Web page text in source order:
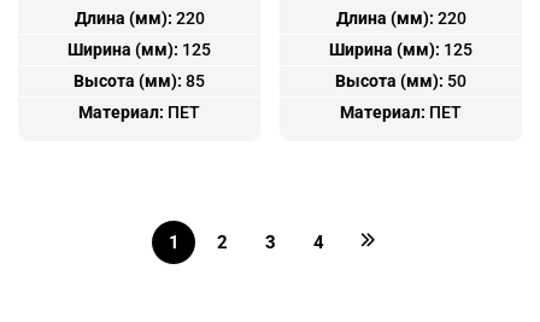
Длина (мм): 220
Ширина (мм): 125
Высота (мм): 85
Материал: ПЕТ
Длина (мм): 220
Ширина (мм): 125
Высота (мм): 50
Материал: ПЕТ
1 2 3 4